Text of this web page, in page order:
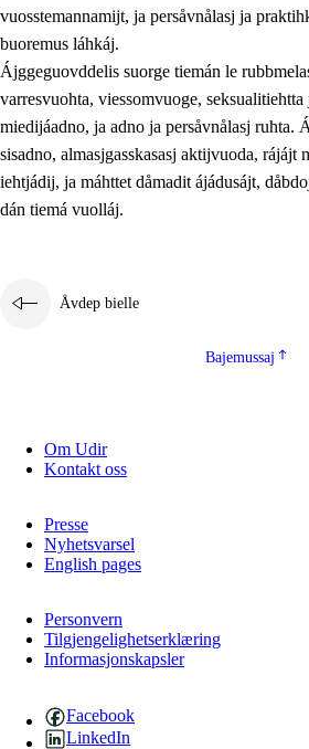
2.1 Sosiála oahppam ja åvddånibme
2.2 Máhtudahka fágáj hárráj
2.3 Vuodulasj tjehpudagá
2.4 Oahppat oahppat
Doaresfágalasj tiemá
2.5.2 Demokratijja ja
Guoddelis åvddånibme
vuosstemannamijt, ja persåvnålasj ja
buoremus láhkáj.
Ájggeguovddelis suorge tiemán le
varresvuohta, viessomvuoge,
miedijáadno, ja adno ja persåvnålasj ruhta.
sisadno, almasjgasskasasj aktijvuoda, rájájt
iehtjádij, ja máhttet dåmadit ájádusájt,
dán tiemá vuolláj.
Åvdep bielle
Bajemussaj
Om Udir
Kontakt oss
Presse
Nyhetsvarsel
English pages
Personvern
Tilgjengelighetserklæring
Informasjonskapsler
Facebook
LinkedIn